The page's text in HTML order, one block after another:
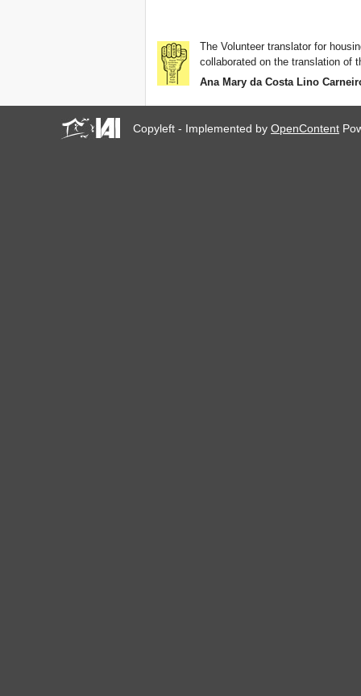
The Volunteer translator for
collaborated on the translation of
Ana Mary da Costa Lino
Copyleft - Implemented byOpenContent